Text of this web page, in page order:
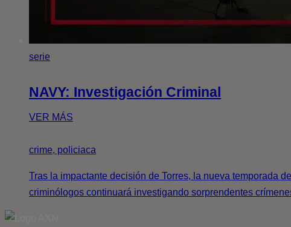
serie
NAVY: Investigación Criminal
VER MÁS
crime, policiaca
Tras la impactante decisión de Torres, la nueva temporada
criminólogos continuará investigando sorprendentes